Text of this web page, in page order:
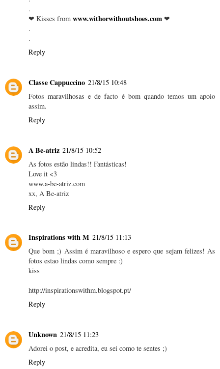
.
❤ Kisses from www.withorwithoutshoes.com ❤
.
.
Reply
Classe Cappuccino 21/8/15 10:48
Fotos maravilhosas e de facto é bom quando temos um apoio
assim.
Reply
A Be-atriz 21/8/15 10:52
As fotos estão lindas!! Fantásticas!
Love it <3
www.a-be-atriz.com
xx, A Be-atriz
Reply
Inspirations with M 21/8/15 11:13
Que bom ;) Assim é maravilhoso e espero que sejam felizes! As
fotos estao lindas como sempre :)
kiss
http://inspirationswithm.blogspot.pt/
Reply
Unknown 21/8/15 11:23
Adorei o post, e acredita, eu sei como te sentes ;)
Reply